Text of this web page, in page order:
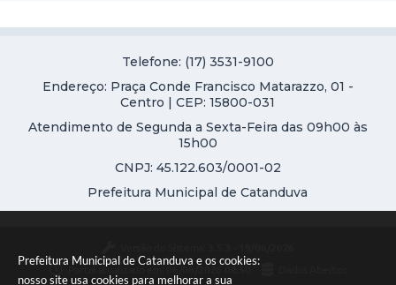
Prefeitura Municipal de Catanduva e os cookies:
nosso site usa cookies para melhorar a sua
Telefone: (17) 3531-9100
Endereço: Praça Conde Francisco Matarazzo, 01 -
Centro | CEP: 15800-031
Atendimento de Segunda a Sexta-Feira das 09h00 às
15h00
CNPJ: 45.122.603/0001-02
Prefeitura Municipal de Catanduva
Portal atualizado em: